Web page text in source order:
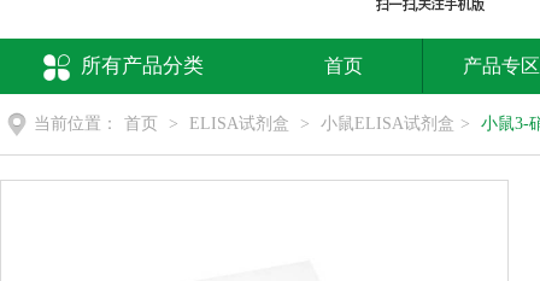
所有产品分类 首页 产品专区
当前位置： 首页 > ELISA试剂盒 > 小鼠ELISA试剂盒 > 小鼠3-